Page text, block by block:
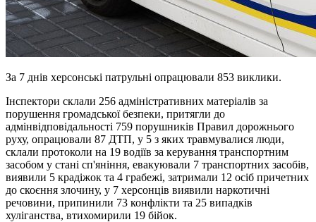
За 7 днів херсонські патрульні опрацювали 853 виклики.
Інспектори склали 256 адміністративних матеріалів за
порушення громадської безпеки, притягли до
адмінвідповідальності 759 порушників Правил дорожнього
руху, опрацювали 87 ДТП, у 5 з яких травмувалися люди,
склали протоколи на 19 водіїв за керування транспортним
засобом у стані сп'яніння, евакуювали 7 транспортних засобів,
виявили 5 крадіжок та 4 грабежі, затримали 12 осіб причетних
до скоєння злочину, у 7 херсонців виявили наркотичні
речовини, припинили 73 конфлікти та 25 випадків
хуліганства, втихомирили 19 бійок.